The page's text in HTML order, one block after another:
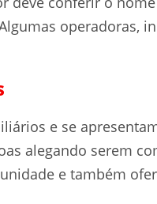
operadoras,
e se
alegando serem
e também